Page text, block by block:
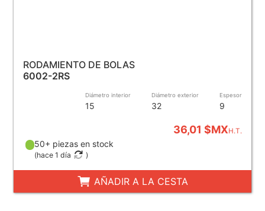
RODAMIENTO DE BOLAS
6002-2RS
Diámetro interior
15
Diámetro exterior
32
Espesor
9
36,01 $MXH.T.
50+ piezas en stock
(hace 1 día )
AÑADIR A LA CESTA